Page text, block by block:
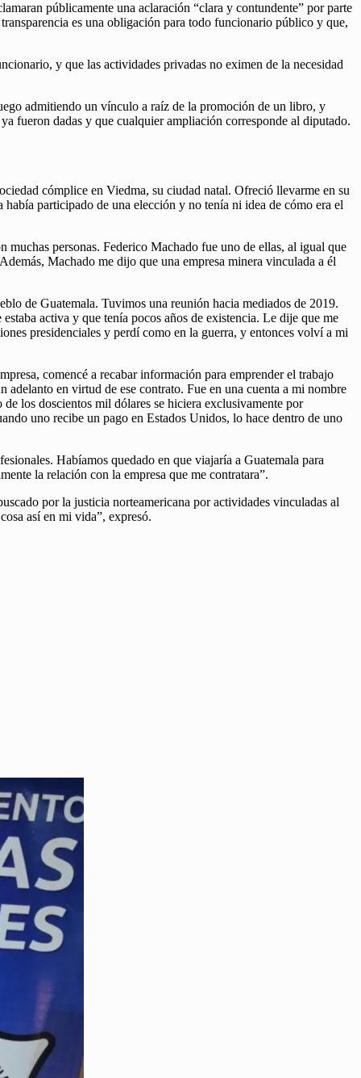
públicamente una aclaración “clara y contundente” por parte
es una obligación para todo funcionario público y que,
y que las actividades privadas no eximen de la necesidad
admitiendo un vínculo a raíz de la promoción de un libro, y
fueron dadas y que cualquier ampliación corresponde al diputado.
cómplice en Viedma, su ciudad natal. Ofreció llevarme en su
participado de una elección y no tenía ni idea de cómo era el
muchas personas. Federico Machado fue uno de ellas, al igual que
Machado me dijo que una empresa minera vinculada a él
de Guatemala. Tuvimos una reunión hacia mediados de 2019.
activa y que tenía pocos años de existencia. Le dije que me
presidenciales y perdí como en la guerra, y entonces volví a mi
comencé a recabar información para emprender el trabajo
en virtud de ese contrato. Fue en una cuenta a mi nombre
los doscientos mil dólares se hiciera exclusivamente por
uno recibe un pago en Estados Unidos, lo hace dentro de uno
Habíamos quedado en que viajaría a Guatemala para
la relación con la empresa que me contratara”.
por la justicia norteamericana por actividades vinculadas al
así en mi vida”, expresó.